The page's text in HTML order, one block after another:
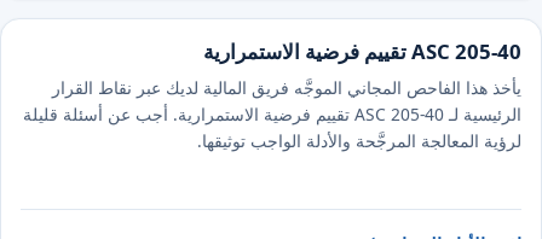
ASC 205-40 تقييم فرضية الاستمرارية
يأخذ هذا الفاحص المجاني الموجَّه فريق المالية لديك عبر نقاط القرار
الرئيسية لـ ASC 205-40 تقييم فرضية الاستمرارية. أجب عن أسئلة قليلة
لرؤية المعالجة المرجَّحة والأدلة الواجب توثيقها.